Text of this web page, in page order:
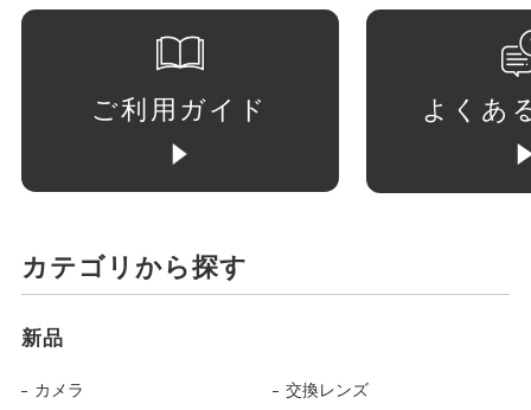
ご利用ガイド よくあ
カテゴリから探す
新品
カメラ 交換レンズ